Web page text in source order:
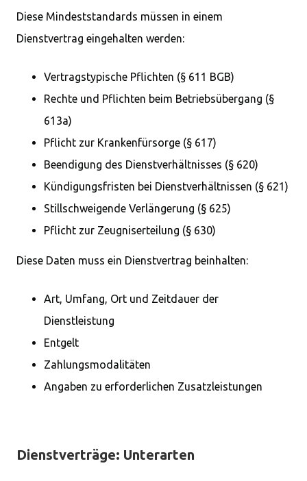
Diese Mindeststandards müssen in einem
Dienstvertrag eingehalten werden:
Vertragstypische Pflichten (§ 611 BGB)
Rechte und Pflichten beim Betriebsübergang (§
613a)
Pflicht zur Krankenfürsorge (§ 617)
Beendigung des Dienstverhältnisses (§ 620)
Kündigungsfristen bei Dienstverhältnissen (§ 621)
Stillschweigende Verlängerung (§ 625)
Pflicht zur Zeugniserteilung (§ 630)
Diese Daten muss ein Dienstvertrag beinhalten:
Art, Umfang, Ort und Zeitdauer der
Dienstleistung
Entgelt
Zahlungsmodalitäten
Angaben zu erforderlichen Zusatzleistungen
Dienstverträge: Unterarten